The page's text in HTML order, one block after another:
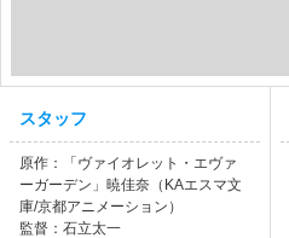
スタッフ
原作：「ヴァイオレット・エヴァ
ーガーデン」暁佳奈（KAエスマ文
庫/京都アニメーション）
監督：石立太一